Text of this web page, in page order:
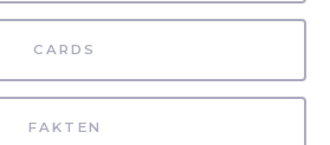
CARDS
FAKTEN